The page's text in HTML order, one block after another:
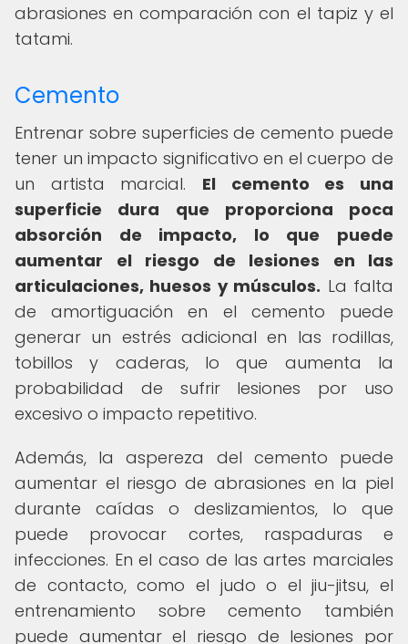
abrasiones en comparación con el tapiz y el
tatami.
Cemento
Entrenar sobre superficies de cemento puede
tener un impacto significativo en el cuerpo de
un artista marcial. El cemento es una
superficie dura que proporciona poca
absorción de impacto, lo que puede
aumentar el riesgo de lesiones en las
articulaciones, huesos y músculos. La falta
de amortiguación en el cemento puede
generar un estrés adicional en las rodillas,
tobillos y caderas, lo que aumenta la
probabilidad de sufrir lesiones por uso
excesivo o impacto repetitivo.
Además, la aspereza del cemento puede
aumentar el riesgo de abrasiones en la piel
durante caídas o deslizamientos, lo que
puede provocar cortes, raspaduras e
infecciones. En el caso de las artes marciales
de contacto, como el judo o el jiu-jitsu, el
entrenamiento sobre cemento también
puede aumentar el riesgo de lesiones por